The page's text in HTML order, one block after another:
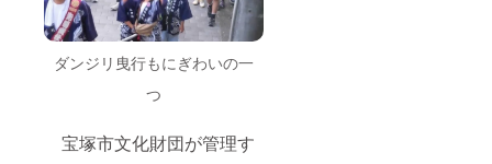
ダンジリ曳行もにぎわいの一
つ
宝塚市文化財団が管理す